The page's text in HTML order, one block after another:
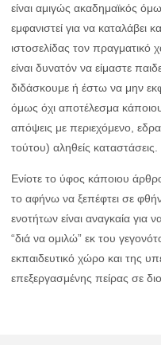
είναι αμιγώς ακαδημαϊκός
εμφανιστεί για να καταλάβει
ιστοσελίδας τον πραγματικό
είναι δυνατόν να είμαστε
διδάσκουμε ή έστω να μην
όμως όχι αποτέλεσμα
απόψεις με περιεχόμενο,
τούτου) αληθείς καταστάσεις.
Ενίοτε το ύφος κάποιου
το αφήνω να ξεπέφτει σε
ενοτήτων είναι αναγκαία
“διά να ομιλώ” εκ του
εκπαιδευτικό χώρο και της
επεξεργασμένης πείρας σε